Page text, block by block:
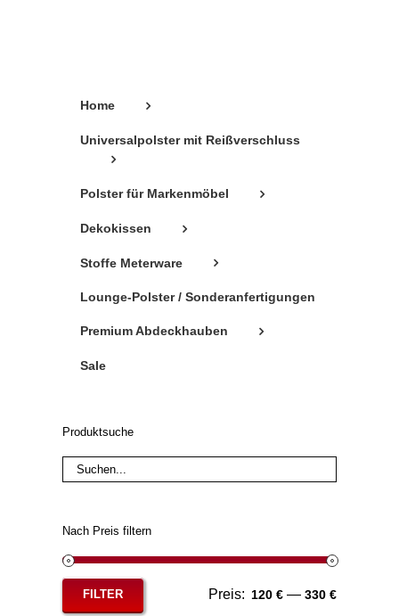
werdenHome
Universalpolster mit Reißverschluss
Polster für Markenmöbel
Dekokissen
Stoffe Meterware
Lounge-Polster / Sonderanfertigungen
Premium Abdeckhauben
Sale
Produktsuche
Nach Preis filtern
Min.
Max.
FILTER Preis: 120 € — 330 €